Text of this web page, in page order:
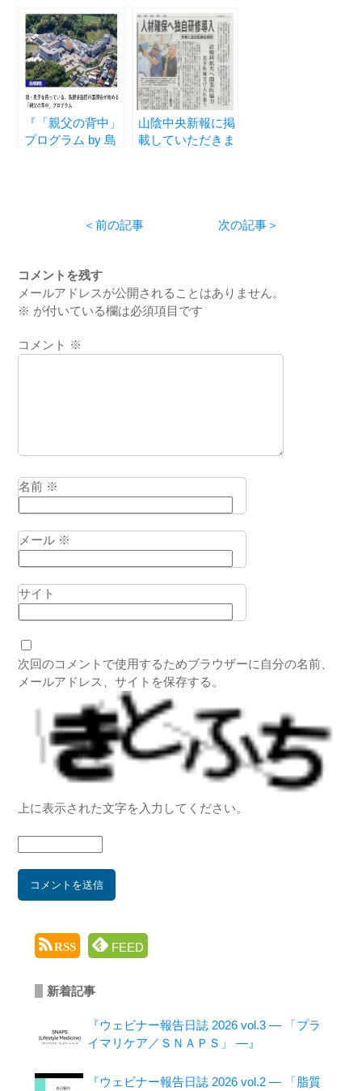
Registrars―』
『「親父の背中」
プログラム by 島
山陰中央新報に掲
載していただきま
＜前の記事 次の記事＞
コメントを残す
メールアドレスが公開されることはありません。
※ が付いている欄は必須項目です
コメント ※
名前 ※
メール ※
サイト
次回のコメントで使用するためブラウザーに自分の名前、
メールアドレス、サイトを保存する。
上に表示された文字を入力してください。
RSS FEED
新着記事
『ウェビナー報告日誌 2026 vol.3 ― 「プラ
イマリケア／ＳＮＡＰＳ」 ―』
『ウェビナー報告日誌 2026 vol.2 ― 「脂質